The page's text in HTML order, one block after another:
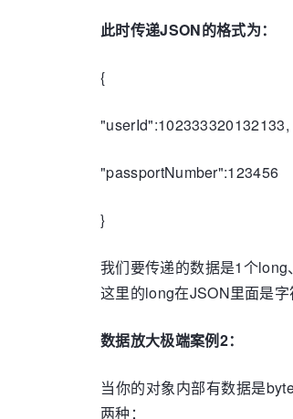
此时传递JSON的格式为：
{
"userId":102333320132133,
"passportNumber":123456
}
我们要传递的数据是1个
这里的long在JSON里面是
数据放大极端案例2：
当你的对象内部有数据是
两种：